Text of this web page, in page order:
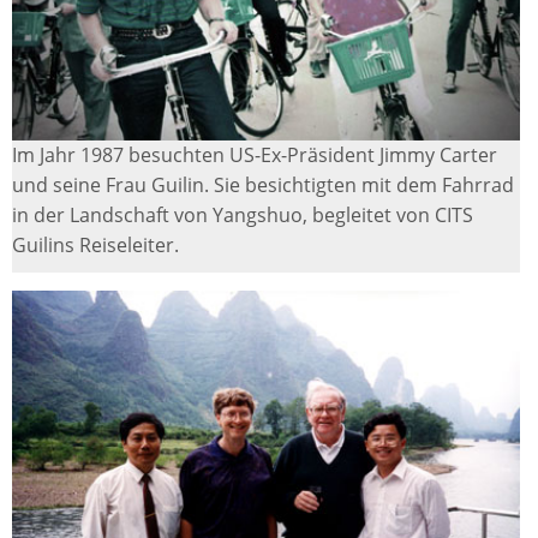
Im Jahr 1987 besuchten US-Ex-Präsident Jimmy Carter
und seine Frau Guilin. Sie besichtigten mit dem Fahrrad
in der Landschaft von Yangshuo, begleitet von CITS
Guilins Reiseleiter.